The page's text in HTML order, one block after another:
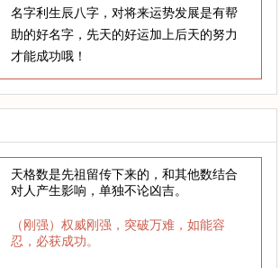
名字利生辰八字，对将来运势发展是有帮
助的好名字，先天的好运加上后天的努力
才能成功哦！
天格数是先祖留传下来的，和其他数结合
对人产生影响，单独不论凶吉。
（刚强）权威刚强，突破万难，如能容
忍，必获成功。